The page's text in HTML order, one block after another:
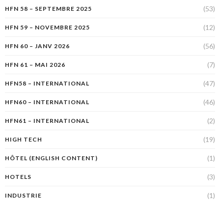
HFN 58 – SEPTEMBRE 2025 (53)
HFN 59 – NOVEMBRE 2025 (12)
HFN 60 – JANV 2026 (56)
HFN 61 – MAI 2026 (7)
HFN58 – INTERNATIONAL (47)
HFN60 – INTERNATIONAL (46)
HFN61 – INTERNATIONAL (2)
HIGH TECH (19)
HÔTEL (ENGLISH CONTENT) (1)
HOTELS (3)
INDUSTRIE (1)